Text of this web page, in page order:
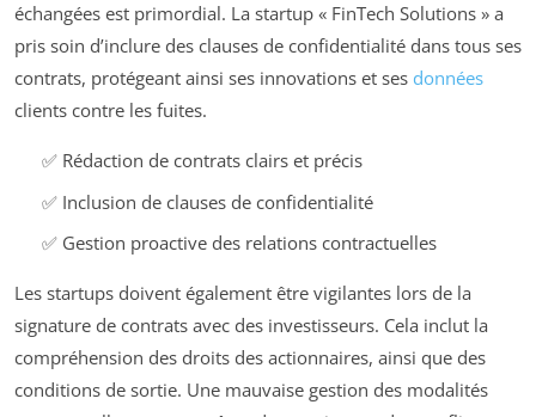
échangées est primordial. La startup « FinTech Solutions » a
pris soin d’inclure des clauses de confidentialité dans tous ses
contrats, protégeant ainsi ses innovations et ses données
clients contre les fuites.
✅ Rédaction de contrats clairs et précis
✅ Inclusion de clauses de confidentialité
✅ Gestion proactive des relations contractuelles
Les startups doivent également être vigilantes lors de la
signature de contrats avec des investisseurs. Cela inclut la
compréhension des droits des actionnaires, ainsi que des
conditions de sortie. Une mauvaise gestion des modalités